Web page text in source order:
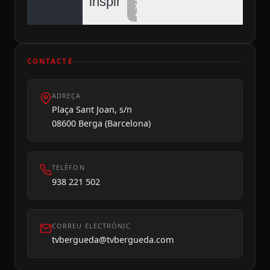
Dilluns 10
Xarxa
+
CONTACTE
ADREÇA
Plaça Sant Joan, s/n
08600 Berga (Barcelona)
TELÈFON
938 221 502
CORREU ELECTRÒNIC
tvbergueda@tvbergueda.com